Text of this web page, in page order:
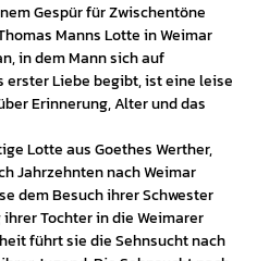
Gespür für Zwischentöne
Manns Lotte in Weimar
in dem Mann sich auf
erster Liebe begibt, ist eine leise
Erinnerung, Alter und das
Lotte aus Goethes Werther,
Jahrzehnten nach Weimar
dem Besuch ihrer Schwester
Tochter in die Weimarer
führt sie die Sehnsucht nach